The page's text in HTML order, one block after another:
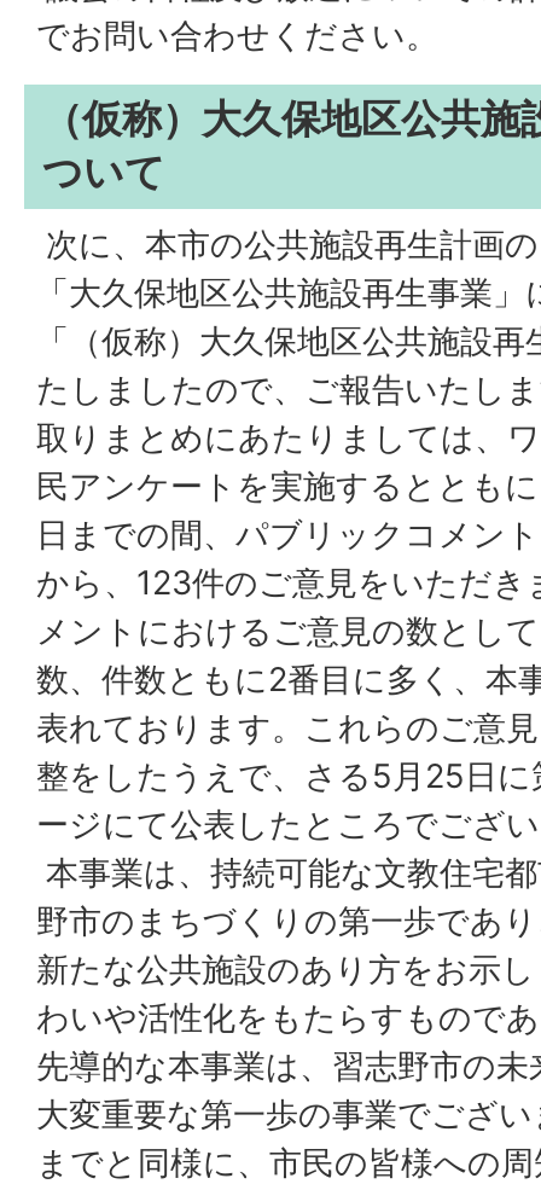
でお問い合わせください。
（仮称）大久保地区公共
ついて
次に、本市の公共施設再生計画
「大久保地区公共施設再生事業
「（仮称）大久保地区公共施設
たしましたので、ご報告いたし
取りまとめにあたりましては、
民アンケートを実施するととも
日までの間、パブリックコメン
から、123件のご意見をいただ
メントにおけるご意見の数とし
数、件数ともに2番目に多く、本
表れております。これらのご意
整をしたうえで、さる5月25日
ージにて公表したところでござ
本事業は、持続可能な文教住宅
野市のまちづくりの第一歩であ
新たな公共施設のあり方をお示
わいや活性化をもたらすもので
先導的な本事業は、習志野市の
大変重要な第一歩の事業でござ
までと同様に、市民の皆様への